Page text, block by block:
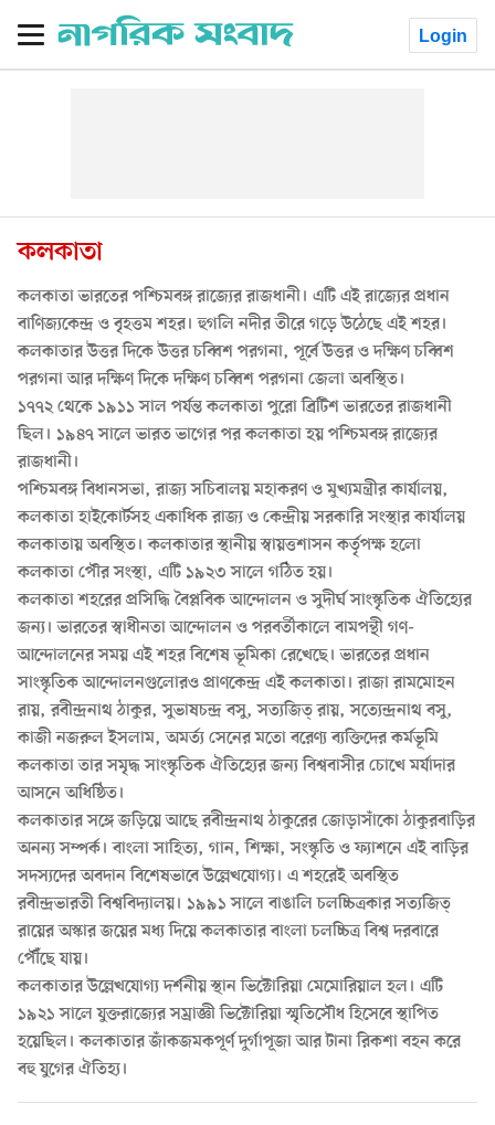
Login
কলকাতা
কলকাতা ভারতের পশ্চিমবঙ্গ রাজ্যের রাজধানী। এটি এই রাজ্যের প্রধান
বাণিজ্যকেন্দ্র ও বৃহত্তম শহর। হুগলি নদীর তীরে গড়ে উঠেছে এই শহর।
কলকাতার উত্তর দিকে উত্তর চব্বিশ পরগনা, পূর্বে উত্তর ও দক্ষিণ চব্বিশ
পরগনা আর দক্ষিণ দিকে দক্ষিণ চব্বিশ পরগনা জেলা অবস্থিত।
১৭৭২ থেকে ১৯১১ সাল পর্যন্ত কলকাতা পুরো ব্রিটিশ ভারতের রাজধানী
ছিল। ১৯৪৭ সালে ভারত ভাগের পর কলকাতা হয় পশ্চিমবঙ্গ রাজ্যের
রাজধানী।
পশ্চিমবঙ্গ বিধানসভা, রাজ্য সচিবালয় মহাকরণ ও মুখ্যমন্ত্রীর কার্যালয়,
কলকাতা হাইকোর্টসহ একাধিক রাজ্য ও কেন্দ্রীয় সরকারি সংস্থার কার্যালয়
কলকাতায় অবস্থিত। কলকাতার স্থানীয় স্বায়ত্তশাসন কর্তৃপক্ষ হলো
কলকাতা পৌর সংস্থা, এটি ১৯২৩ সালে গঠিত হয়।
কলকাতা শহরের প্রসিদ্ধি বৈপ্লবিক আন্দোলন ও সুদীর্ঘ সাংস্কৃতিক ঐতিহ্যের
জন্য। ভারতের স্বাধীনতা আন্দোলন ও পরবর্তীকালে বামপন্থী গণ-
আন্দোলনের সময় এই শহর বিশেষ ভূমিকা রেখেছে। ভারতের প্রধান
সাংস্কৃতিক আন্দোলনগুলোরও প্রাণকেন্দ্র এই কলকাতা। রাজা রামমোহন
রায়, রবীন্দ্রনাথ ঠাকুর, সুভাষচন্দ্র বসু, সত্যজিত্ রায়, সত্যেন্দ্রনাথ বসু,
কাজী নজরুল ইসলাম, অমর্ত্য সেনের মতো বরেণ্য ব্যক্তিদের কর্মভূমি
কলকাতা তার সমৃদ্ধ সাংস্কৃতিক ঐতিহ্যের জন্য বিশ্ববাসীর চোখে মর্যাদার
আসনে অধিষ্ঠিত।
কলকাতার সঙ্গে জড়িয়ে আছে রবীন্দ্রনাথ ঠাকুরের জোড়াসাঁকো ঠাকুরবাড়ির
অনন্য সম্পর্ক। বাংলা সাহিত্য, গান, শিক্ষা, সংস্কৃতি ও ফ্যাশনে এই বাড়ির
সদস্যদের অবদান বিশেষভাবে উল্লেখযোগ্য। এ শহরেই অবস্থিত
রবীন্দ্রভারতী বিশ্ববিদ্যালয়। ১৯৯১ সালে বাঙালি চলচ্চিত্রকার সত্যজিত্
রায়ের অস্কার জয়ের মধ্য দিয়ে কলকাতার বাংলা চলচ্চিত্র বিশ্ব দরবারে
পৌঁছে যায়।
কলকাতার উল্লেখযোগ্য দর্শনীয় স্থান ভিক্টোরিয়া মেমোরিয়াল হল। এটি
১৯২১ সালে যুক্তরাজ্যের সম্রাজ্ঞী ভিক্টোরিয়া স্মৃতিসৌধ হিসেবে স্থাপিত
হয়েছিল। কলকাতার জাঁকজমকপূর্ণ দুর্গাপূজা আর টানা রিকশা বহন করে
বহু যুগের ঐতিহ্য।